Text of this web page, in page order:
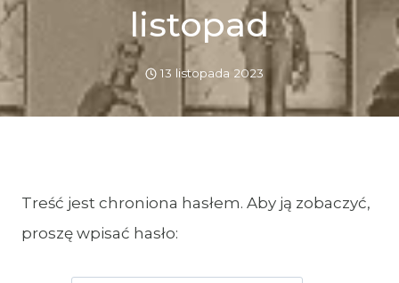
listopad
13 listopada 2023
Treść jest chroniona hasłem. Aby ją zobaczyć,
proszę wpisać hasło: